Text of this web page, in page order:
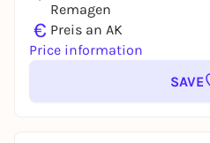
Remagen
€ Preis an AK
Price information
SAVE